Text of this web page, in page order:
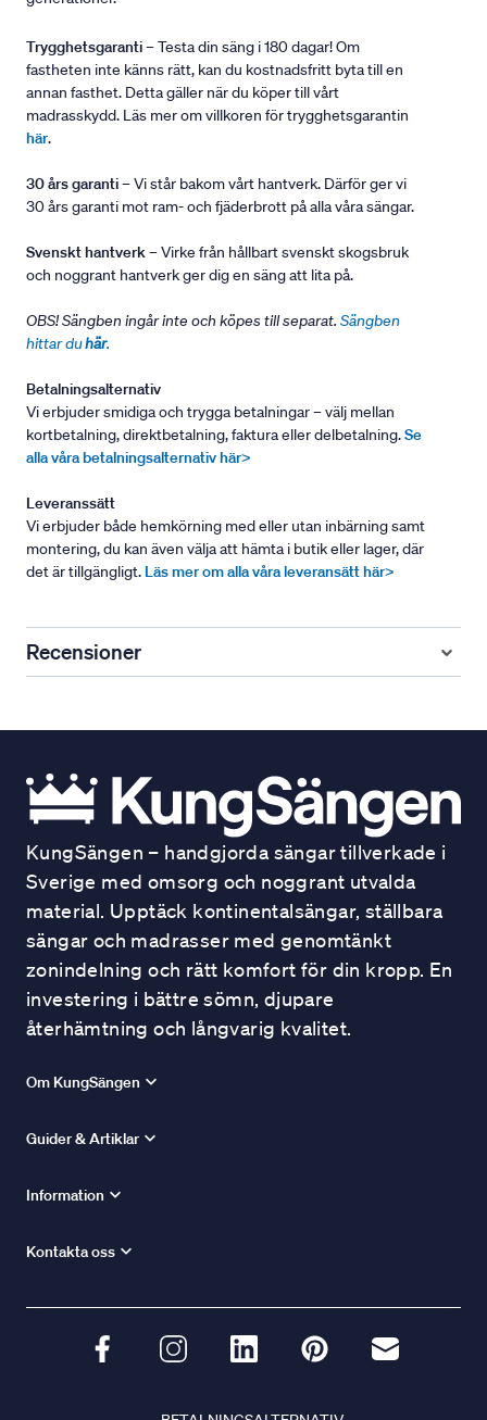
Trygghetsgaranti– Testa din säng i 180 dagar! Om
fastheten inte känns rätt, kan du kostnadsfritt byta till en
annan fasthet. Detta gäller när du köper till vårt
madrasskydd. Läs mer om villkoren för trygghetsgarantin
här.
30 års garanti– Vi står bakom vårt hantverk. Därför ger vi
30 års garanti mot ram- och fjäderbrott på alla våra sängar.
Svenskt hantverk– Virke från hållbart svenskt skogsbruk
och noggrant hantverk ger dig en säng att lita på.
OBS! Sängben ingår inte och köpes till separat. Sängben
hittar duhär.
Betalningsalternativ
Vi erbjuder smidiga och trygga betalningar – välj mellan
kortbetalning, direktbetalning, faktura eller delbetalning.Se
alla våra betalningsalternativ här>
Leveranssätt
Vi erbjuder både hemkörning med eller utan inbärning samt
montering, du kan även välja att hämta i butik eller lager, där
det är tillgängligt. Läs mer om alla våra leveransätt här>
Recensioner
KungSängen – handgjorda sängar tillverkade i
Sverige med omsorg och noggrant utvalda
material. Upptäck kontinentalsängar, ställbara
sängar och madrasser med genomtänkt
zonindelning och rätt komfort för din kropp. En
investering i bättre sömn, djupare
återhämtning och långvarig kvalitet.
Om KungSängen
Guider & Artiklar
Information
Kontakta oss